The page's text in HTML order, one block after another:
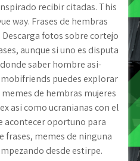
recibir citadas. This
way. Frases de hembras
fotos sobre cortejo
aunque si uno es disputa
saber hombre asi­
puedes explorar
de hembras mujeres
asi­ como ucranianas con el
acontecer oportuno para
frases, memes de ninguna
desde estirpe.